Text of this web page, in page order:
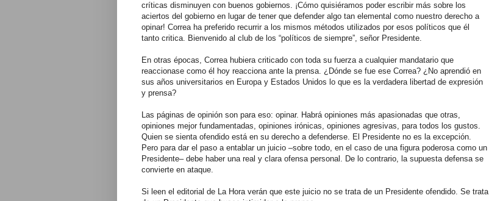
críticas disminuyen con buenos gobiernos. ¡Cómo quisiéramos poder escribir más sobre los
aciertos del gobierno en lugar de tener que defender algo tan elemental como nuestro derecho a
opinar! Correa ha preferido recurrir a los mismos métodos utilizados por esos políticos que él
tanto critica. Bienvenido al club de los “políticos de siempre”, señor Presidente.
En otras épocas, Correa hubiera criticado con toda su fuerza a cualquier mandatario que
reaccionase como él hoy reacciona ante la prensa. ¿Dónde se fue ese Correa? ¿No aprendió en
sus años universitarios en Europa y Estados Unidos lo que es la verdadera libertad de expresión
y prensa?
Las páginas de opinión son para eso: opinar. Habrá opiniones más apasionadas que otras,
opiniones mejor fundamentadas, opiniones irónicas, opiniones agresivas, para todos los gustos.
Quien se sienta ofendido está en su derecho a defenderse. El Presidente no es la excepción.
Pero para dar el paso a entablar un juicio –sobre todo, en el caso de una figura poderosa como un
Presidente– debe haber una real y clara ofensa personal. De lo contrario, la supuesta defensa se
convierte en ataque.
Si leen el editorial de La Hora verán que este juicio no se trata de un Presidente ofendido. Se trata